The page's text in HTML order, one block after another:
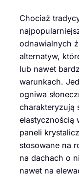
Chociaż
odnawialnych
alternatyw,
lub nawet
warunkach.
ogniwa
charakteryzują
elastycznością
paneli
stosowane na
na dachach o
nawet na